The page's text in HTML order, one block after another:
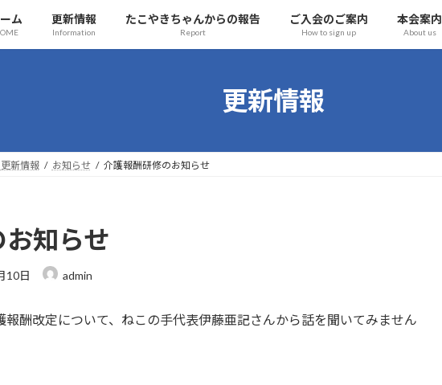
ム 更新情報
Information
たこやきちゃんからの報告
Report
ご入会のご案内
How to sign up
本会案内
About us
更新情報
更新情報 お知らせ 介護報酬研修のお知らせ
知らせ
10日 admin
報酬改定について、ねこの手代表伊藤亜記さんから話を聞いてみません